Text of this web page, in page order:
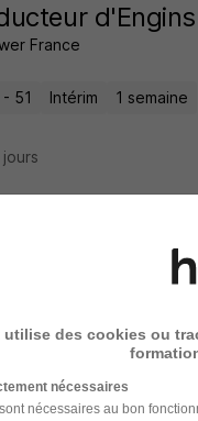
France
- 51 Intérim 1 semaine
d'Engins
- 51 Intérim 1 semaine
utilise des cookies ou
nécessaires
nécessaires au bon